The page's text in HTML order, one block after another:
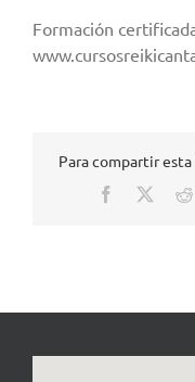
Formación
Para compartir
Facebook